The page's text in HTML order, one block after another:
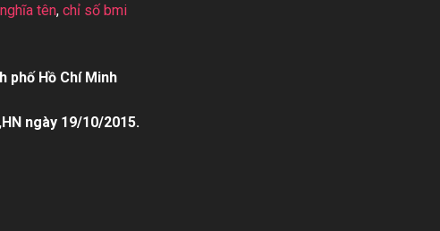
tên, chỉ số bmi
phố Hồ Chí Minh
ngày 19/10/2015.